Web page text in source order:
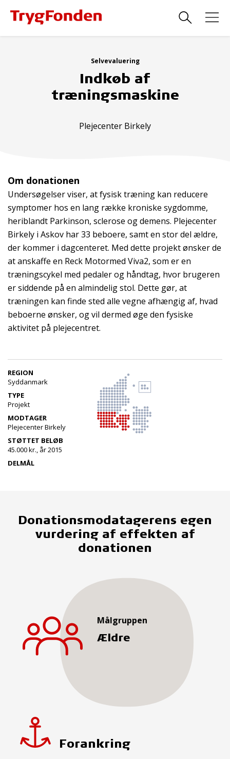
Selvevaluering
Indkøb af
træningsmaskine
Plejecenter Birkely
Om donationen
Undersøgelser viser, at fysisk træning kan reducere
symptomer hos en lang række kroniske sygdomme,
heriblandt Parkinson, sclerose og demens. Plejecenter
Birkely i Askov har 33 beboere, samt en stor del ældre,
der kommer i dagcenteret. Med dette projekt ønsker de
at anskaffe en Reck Motormed Viva2, som er en
træningscykel med pedaler og håndtag, hvor brugeren
er siddende på en almindelig stol. Dette gør, at
træningen kan finde sted alle vegne afhængig af, hvad
beboerne ønsker, og vil dermed øge den fysiske
aktivitet på plejecentret.
REGION
Syddanmark
TYPE
Projekt
MODTAGER
Plejecenter Birkely
STØTTET BELØB
45.000 kr., år 2015
DELMÅL
Donationsmodatagerens egen
vurdering af effekten af
donationen
Målgruppen
Ældre
Forankring